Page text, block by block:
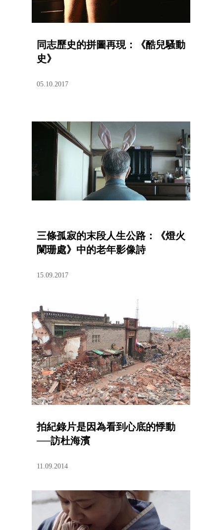
同志歷史的拼圖再現：《酷兒騷動
史》
05.10.2017
三條孤寂的末段人生公路：《燈火
闌珊處》中的老年影像詩
15.09.2017
拍紀錄片是因為看到心底的悸動
──訪杜海濱
11.09.2014